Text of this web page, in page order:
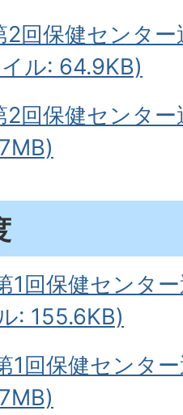
2回保健センタ
ル: 64.9KB)
2回保健センタ
1回保健センタ
: 155.6KB)
1回保健センタ